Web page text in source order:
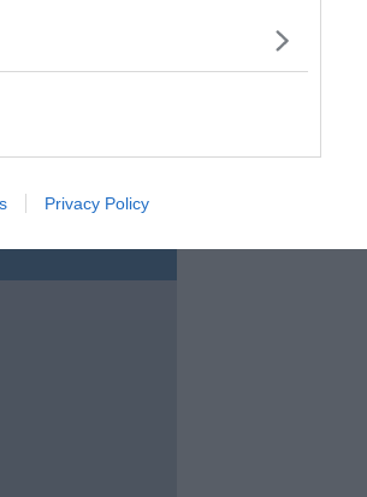
Privacy Policy